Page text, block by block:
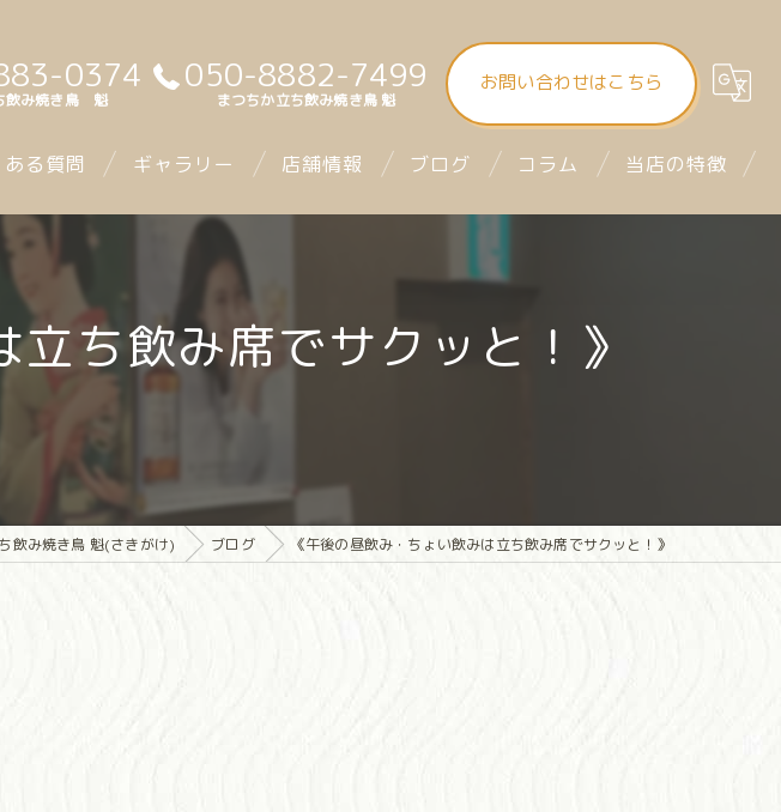
0374
飲み焼き鳥 魁
050-8882-7499
まつちか立ち飲み焼き鳥 魁
お問い合わせはこちら
ある質問 ギャラリー 店舗情報
大街道立ち飲み焼き鳥 魁（さきがけ）
mitra1st ミトラファースト
ブログ コラム 当店の特徴
ち飲み席でサクッと！》
飲み焼き鳥 魁(さきがけ) ブログ 《午後の昼飲み・ちょい飲みは立ち飲み席でサクッと！》